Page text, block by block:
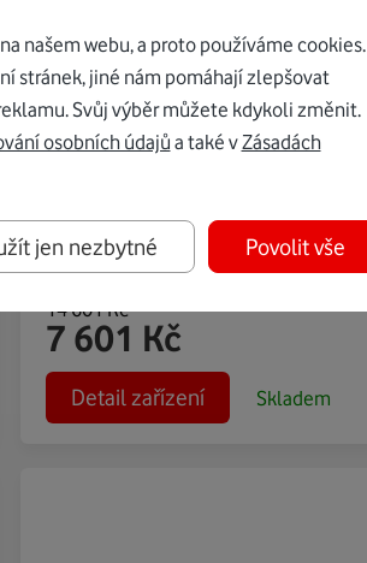
PlayStation 5 Digital
Edition Slim bílá
Zvýhodnění7 000 Kč
14 601Kč
7 601 Kč
Detail zařízení Skladem
našem webu, a proto používáme cookies.
stránek, jiné nám pomáhají zlepšovat
Svůj výběr můžete kdykoli změnit.
osobních údajů a také vZásadách
jen nezbytné Povolit vše